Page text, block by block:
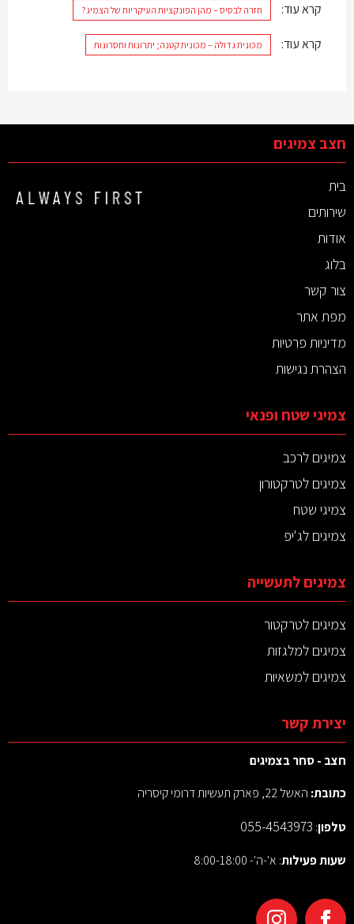
קרא עוד: חזרה לבסיס – מהן הפונקציות העיקריות של הצמיג?
קרא עוד: מכונית גדולה – מכונית קטנה; יתרונות וחסרונות
חצב צמיגים
בית
שירותים
אודות
בלוג
צור קשר
מפת אתר
מדיניות פרטיות
הצהרת נגישות
צמיגי שטח ופנאי
צמיגים לרכב
צמיגים לטרקטורון
צמיגי שטח
צמיגים לג'יפ
צמיגים לתעשייה
צמיגים לטרקטור
צמיגים למלגזות
צמיגים למשאיות
יצירת קשר
חצב - סחר בצמיגים
כתובת: האשל 22, פארק תעשיות דרומי קיסריה
טלפון:
055-4543973
שעות פעילות: א'-ה'- 8:00-18:00